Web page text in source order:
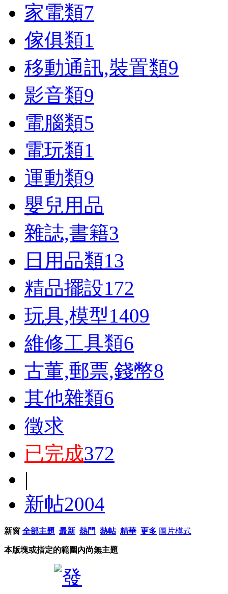
家電類7
傢俱類1
移動通訊,裝置類9
影音類9
電腦類5
電玩類1
運動類9
嬰兒用品
雜誌,書籍3
日用品類13
精品擺設172
玩具,模型1409
維修工具類6
古董,郵票,錢幣8
其他雜類6
徵求
已完成372
|
新帖2004
新窗 全部主題 最新 熱門 熱帖 精華 更多 圖片模式
本版塊或指定的範圍內尚無主題